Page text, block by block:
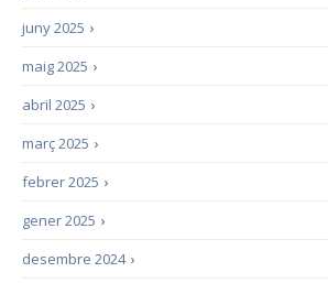
›
juny 2025
›
maig 2025
›
abril 2025
›
març 2025
›
febrer 2025
›
gener 2025
›
desembre 2024